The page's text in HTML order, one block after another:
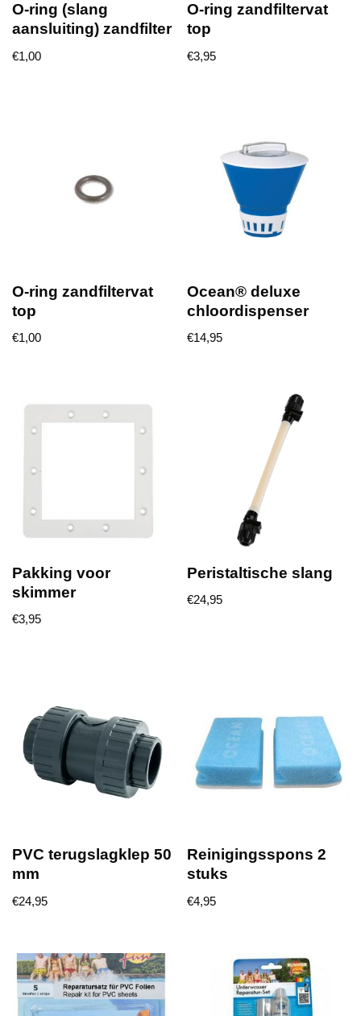
O-ring (slang
aansluiting) zandfilter
€1,00
O-ring zandfiltervat
top
€3,95
O-ring zandfiltervat
top
€1,00
Ocean® deluxe
chloordispenser
€14,95
Pakking voor
skimmer
€3,95
Peristaltische slang
€24,95
PVC terugslagklep 50
mm
€24,95
Reinigingsspons 2
stuks
€4,95